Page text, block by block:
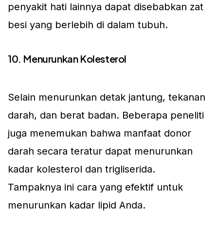
penyakit hati lainnya dapat disebabkan zat
besi yang berlebih di dalam tubuh.
10. Menurunkan Kolesterol
Selain menurunkan detak jantung, tekanan
darah, dan berat badan. Beberapa peneliti
juga menemukan bahwa manfaat donor
darah secara teratur dapat menurunkan
kadar kolesterol dan trigliserida.
Tampaknya ini cara yang efektif untuk
menurunkan kadar lipid Anda.